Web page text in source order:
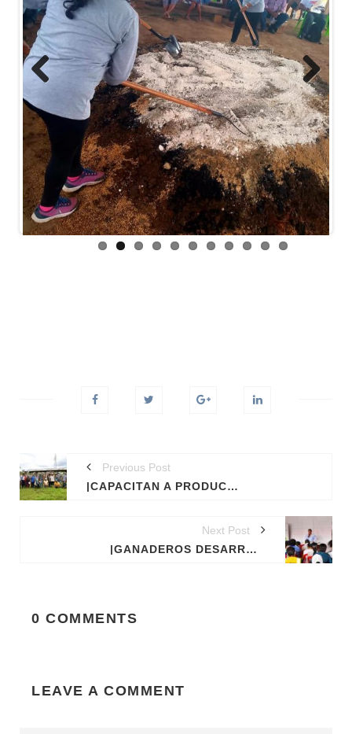
Next
Previous Post
|CAPACITAN A PRODUCTORES PECUARIOS EN SANIDAD Y MANEJO DE GANADO VACUNO.
Next Post
|GANADEROS DESARROLLAN BUENAS PRÁCTICAS EN MANEJO PECUARIO EN FUNDO SAN JORGE DE IÑAPARI.
0 COMMENTS
LEAVE A COMMENT